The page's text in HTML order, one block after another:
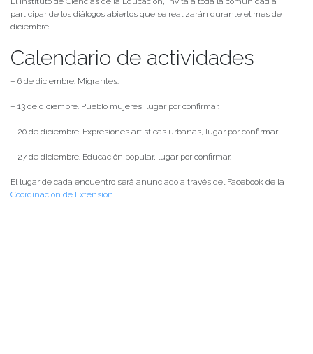
participar de los diálogos abiertos que se realizarán durante el mes de
diciembre.
Calendario de actividades
– 6 de diciembre. Migrantes.
– 13 de diciembre. Pueblo mujeres, lugar por confirmar.
– 20 de diciembre. Expresiones artísticas urbanas, lugar por confirmar.
– 27 de diciembre. Educación popular, lugar por confirmar.
El lugar de cada encuentro será anunciado a través del Facebook de la
Coordinación de Extensión.